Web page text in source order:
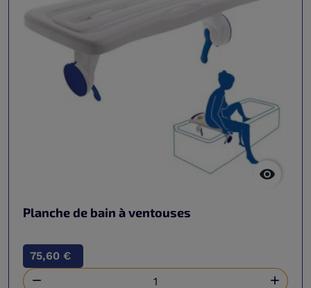

Planche de bain à ventouses
75,60 €
 